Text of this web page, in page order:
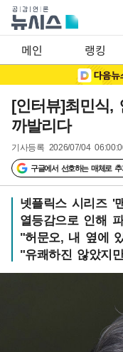
메인 랭킹
[인터뷰]최민식,
까발리다
기사등록 2026/07/04
구글에서 선호하는 매체로 추
넷플릭스 시리즈 '
열등감으로 인해
"허문오, 내 옆에
"유쾌하진 않았지